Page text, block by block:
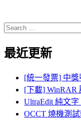
Search
for:
最近更新
[統一發票] 中獎
[下載] WinRAR
UltraEdit 純文
OCCT 燒機測